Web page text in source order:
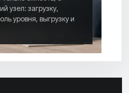
узел: загрузку,
уровня, выгрузку и